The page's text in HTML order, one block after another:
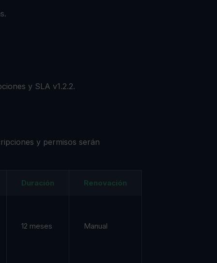
y SLA v1.2.2.
y permisos serán
Duración Renovación
12 meses Manual